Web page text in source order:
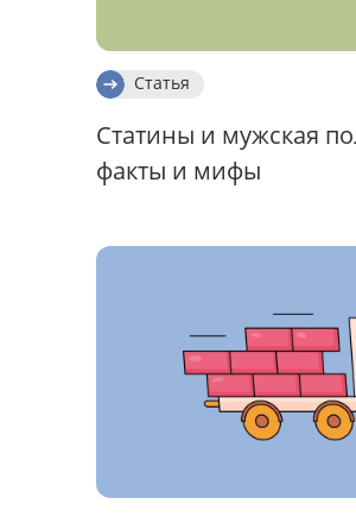
Статья
Статины и мужская
факты и мифы